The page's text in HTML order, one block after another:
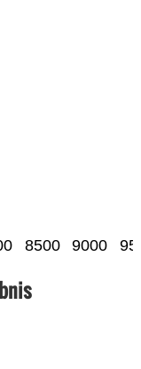
8500 9000